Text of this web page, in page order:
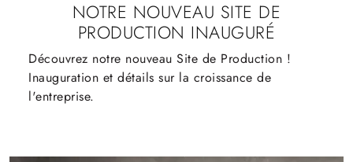
NOTRE NOUVEAU SITE DE
PRODUCTION INAUGURÉ
Découvrez notre nouveau Site de Production !
Inauguration et détails sur la croissance de
l'entreprise.